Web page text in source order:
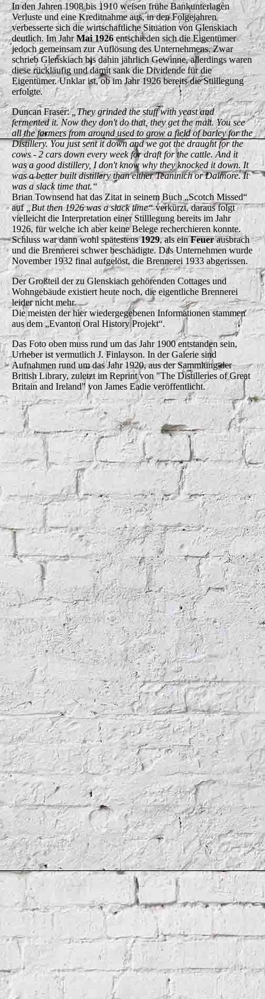
In den Jahren 1908 bis 1910 weisen frühe Bankunterlagen
Verluste und eine Kreditnahme aus, in den Folgejahren
verbesserte sich die wirtschaftliche Situation von Glenskiach
deutlich. Im JahrMai 1926entschieden sich die Eigentümer
jedoch gemeinsam zur Auflösung des Unternehmens. Zwar
schrieb Glenskiach bis dahin jährlich Gewinne, allerdings waren
diese rückläufig und damit sank die Dividende für die
Eigentümer. Unklar ist, ob im Jahr 1926 bereits die Stilllegung
erfolgte.
Duncan Fraser:„They grinded the stuff with yeast and
fermented it. Now they don't do that, they get the malt. You see
all the farmers from around used to grow a field of barley for the
Distillery. You just sent it down and we got the draught for the
cows - 2 cars down every week for draft for the cattle. And it
was a good distillery, I don't know why they knocked it down. It
was a better built distillery than either Teaninich or Dalmore. It
was a slack time that.“
Brian Townsend hat das Zitat in seinem Buch „Scotch Missed“
auf „But then 1926 was a slack time“verkürzt, daraus folgt
vielleicht die Interpretation einer Stilllegung bereits im Jahr
1926, für welche ich aber keine Belege recherchieren konnte.
Schluss war dann wohl spätestens1929, als einFeuerausbrach
und die Brennerei schwer beschädigte. Das Unternehmen wurde
November 1932 final aufgelöst, die Brennerei 1933 abgerissen.
Der Großteil der zu Glenskiach gehörenden Cottages und
Wohngebäude existiert heute noch, die eigentliche Brennerei
leider nicht mehr.
Die meisten der hier wiedergegebenen Informationen stammen
aus dem „Evanton Oral History Projekt“.
Das Foto oben muss rund um das Jahr 1900 entstanden sein,
Urheber ist vermutlich J. Finlayson. In der Galerie sind
Aufnahmen rund um das Jahr 1920, aus der Sammlung der
British Library, zuletzt im Reprint von "The Distilleries of Great
Britain and Ireland" von James Eadie veröffentlicht.